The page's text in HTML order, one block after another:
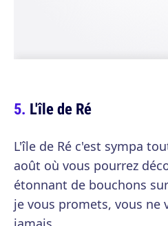
L'île de Ré
L'île de Ré c'est sympa
août où vous pourrez
étonnant de bouchons
je vous promets, vous ne